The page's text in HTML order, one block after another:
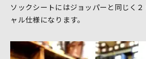
ソックシートにはジョッパーと同じく
ャル仕様になります。